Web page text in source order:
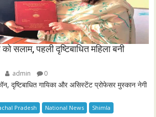
सलाम, पहली दृष्टिबाधित महिला बनी
admin 0
दृष्टिबाधित गायिका और असिस्टेंट प्रोफेसर मुस्कान नेगी
Pradesh National News Shimla